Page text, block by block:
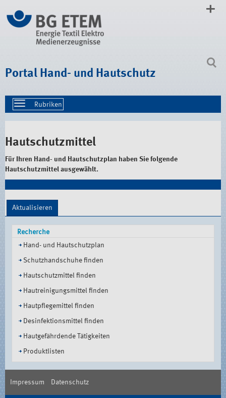
zum
Inhalt
Portal Hand- und Hautschutz
Toggle
navigation
Hautschutzmittel
Für Ihren Hand- und Hautschutzplan haben Sie folgende
Hautschutzmittel ausgewählt.
Aktualisieren
Recherche
Hand- und Hautschutzplan
Schutzhandschuhe finden
Hautschutzmittel finden
Hautreinigungsmittel finden
Hautpflegemittel finden
Desinfektionsmittel finden
Hautgefährdende Tätigkeiten
Produktlisten
Impressum Datenschutz